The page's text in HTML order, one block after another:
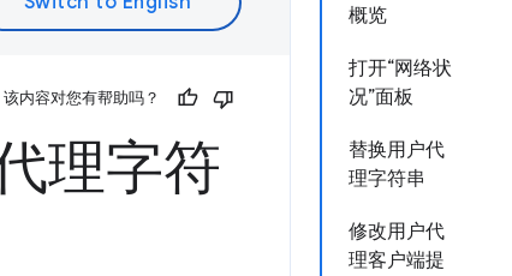
概览
打开“网络状
况”面板
替换用户代
理字符串
修改用户代
理客户端提
该内容对您有帮助吗？
理字符